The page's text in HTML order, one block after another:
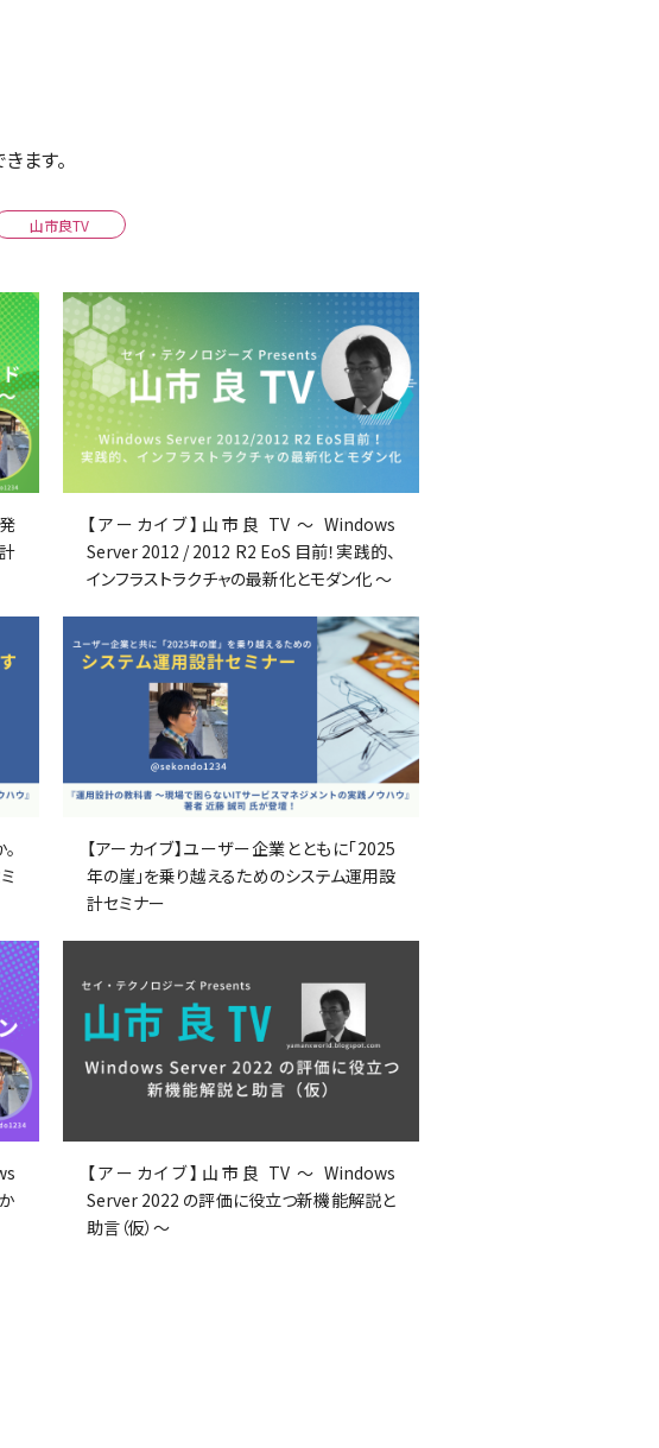
ます。
山市良TV
【アーカイブ】山市良 TV ～ Windows
Server 2012 / 2012 R2 EoS 目前！実践的、
インフラストラクチャの最新化とモダン化 ～
【アーカイブ】ユーザー企業とともに「2025
年の崖」を乗り越えるためのシステム運用設
計セミナー
【アーカイブ】山市良 TV ～ Windows
Server 2022 の評価に役立つ新機能解説と
助言（仮）～